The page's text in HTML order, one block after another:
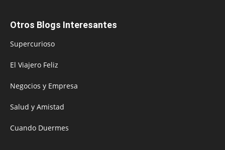
Otros Blogs Interesantes
Supercurioso
El Viajero Feliz
Negocios y Empresa
Salud y Amistad
Cuando Duermes